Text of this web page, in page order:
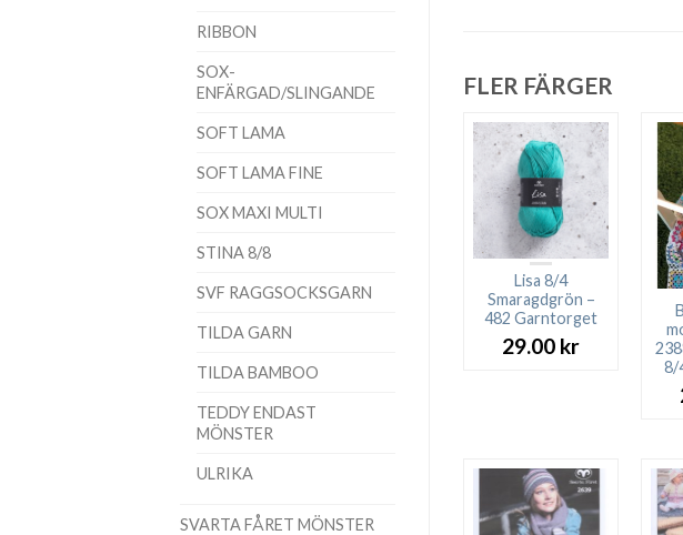
RIBBON
SOX-
ENFÄRGAD/SLINGANDE
SOFT LAMA
SOFT LAMA FINE
SOX MAXI MULTI
STINA 8/8
SVF RAGGSOCKSGARN
TILDA GARN
TILDA BAMBOO
TEDDY ENDAST
MÖNSTER
ULRIKA
SVARTA FÅRET MÖNSTER
FLER FÄRGER
Lisa 8/4
Smaragdgrön –
482 Garntorget
29.00 kr
8/